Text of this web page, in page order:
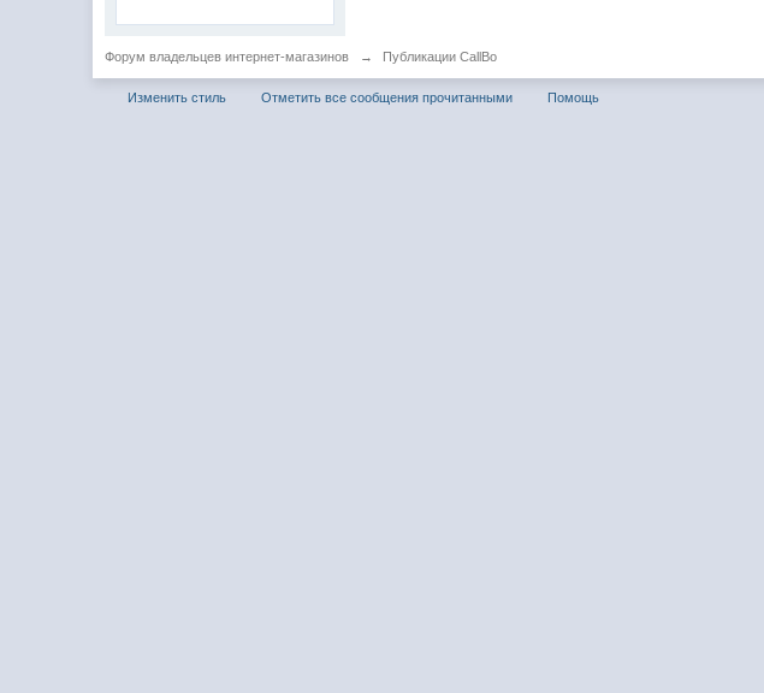
Форум владельцев интернет-магазинов → Публикации CallBo
Изменить стиль Отметить все сообщения прочитанными Помощь